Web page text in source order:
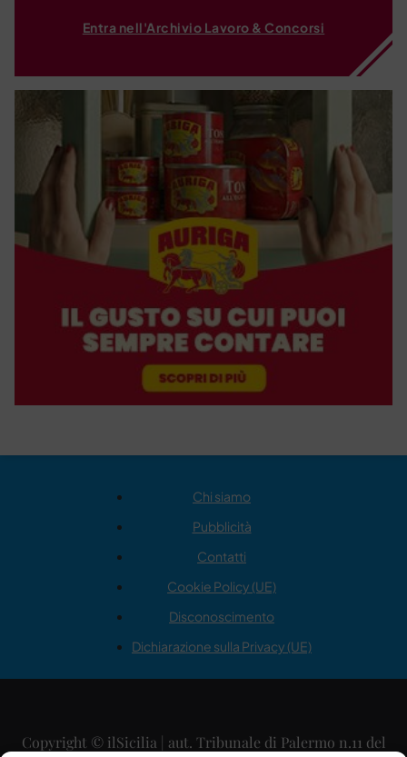
Entra nell'Archivio Lavoro & Concorsi
Chi siamo
Pubblicità
Contatti
Cookie Policy (UE)
Disconoscimento
Dichiarazione sulla Privacy (UE)
Copyright © ilSicilia | aut. Tribunale di Palermo n.11 del